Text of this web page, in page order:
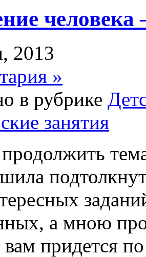
человека
2013
»
в рубрике
занятия
а мною
вам придется